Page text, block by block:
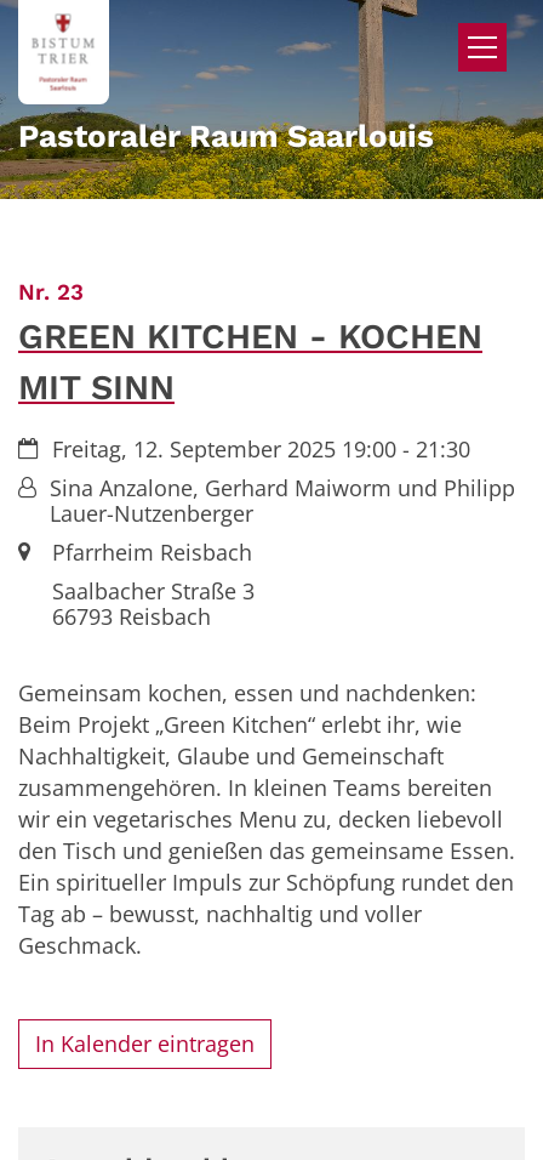
Zum Inhalt springen
Pastoraler Raum Saarlouis
Nr. 23
GREEN KITCHEN - KOCHEN
MIT SINN
Datum:Freitag, 12. September 2025 19:00 - 21:30
Von:Sina Anzalone, Gerhard Maiworm und Philipp
Lauer-Nutzenberger
Ort:Pfarrheim Reisbach
Saalbacher Straße 3
66793Reisbach
Gemeinsam kochen, essen und nachdenken:
Beim Projekt „Green Kitchen“ erlebt ihr, wie
Nachhaltigkeit, Glaube und Gemeinschaft
zusammengehören. In kleinen Teams bereiten
wir ein vegetarisches Menu zu, decken liebevoll
den Tisch und genießen das gemeinsame Essen.
Ein spiritueller Impuls zur Schöpfung rundet den
Tag ab – bewusst, nachhaltig und voller
Geschmack.
In Kalender eintragen